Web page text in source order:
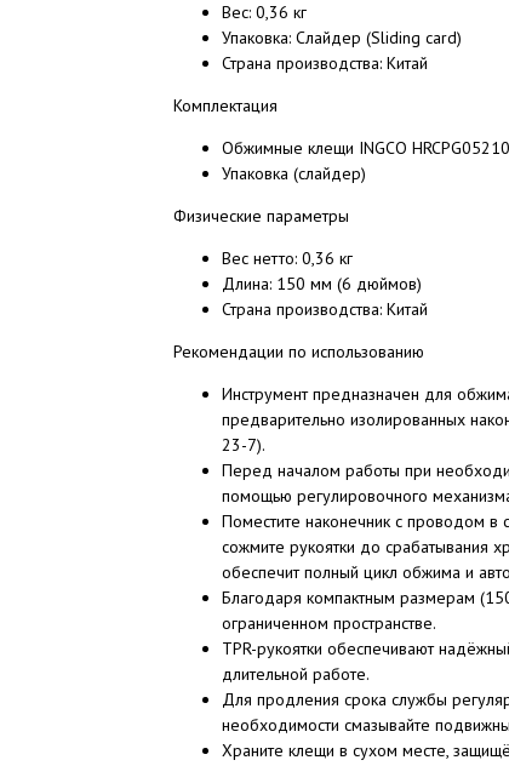
Вес: 0,36 кг
Упаковка: Слайдер (Sliding card)
Страна производства: Китай
Комплектация
Обжимные клещи INGCO
Упаковка (слайдер)
Физические параметры
Вес нетто: 0,36 кг
Длина: 150 мм (6 дюймов)
Страна производства: Китай
Рекомендации по использованию
Инструмент предназначен для
предварительно изолированных
23-7).
Перед началом работы при
помощью регулировочного
Поместите наконечник с проводом в
сожмите рукоятки до срабатывания
обеспечит полный цикл обжима и
Благодаря компактным размерам
ограниченном пространстве.
TPR-рукоятки обеспечивают
длительной работе.
Для продления срока службы
необходимости смазывайте
Храните клещи в сухом месте,